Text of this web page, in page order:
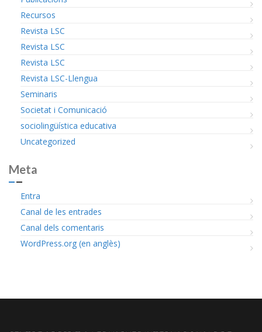
Recursos
Revista LSC
Revista LSC
Revista LSC
Revista LSC-Llengua
Seminaris
Societat i Comunicació
sociolingüística educativa
Uncategorized
Meta
Entra
Canal de les entrades
Canal dels comentaris
WordPress.org (en anglès)